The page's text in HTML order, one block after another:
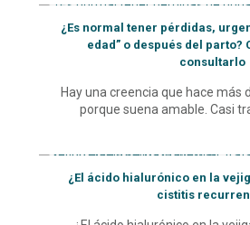
¿Es normal tener pérdidas,
edad” o después del parto?
consultarlo
Hay una creencia que hace más
porque suena amable. Casi
¿El ácido hialurónico en la
cistitis